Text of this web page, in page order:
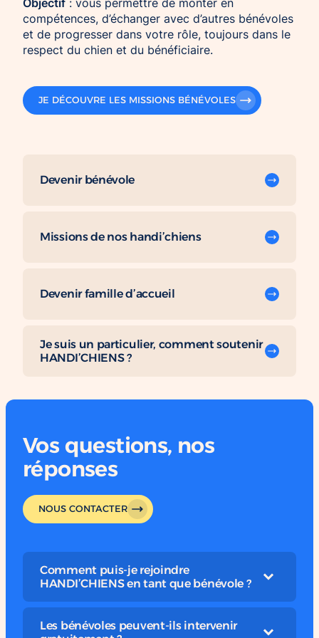
compétences, d’échanger avec d’autres bénévoles
et de progresser dans votre rôle, toujours dans le
respect du chien et du bénéficiaire.
JE DÉCOUVRE LES MISSIONS BÉNÉVOLES
Devenir bénévole
Missions de nos handi’chiens
Devenir famille d’accueil
Je suis un particulier, comment soutenir
HANDI’CHIENS ?
Vos questions, nos
réponses
NOUS CONTACTER
Comment puis-je rejoindre
HANDI’CHIENS en tant que bénévole ?
Les bénévoles peuvent-ils intervenir